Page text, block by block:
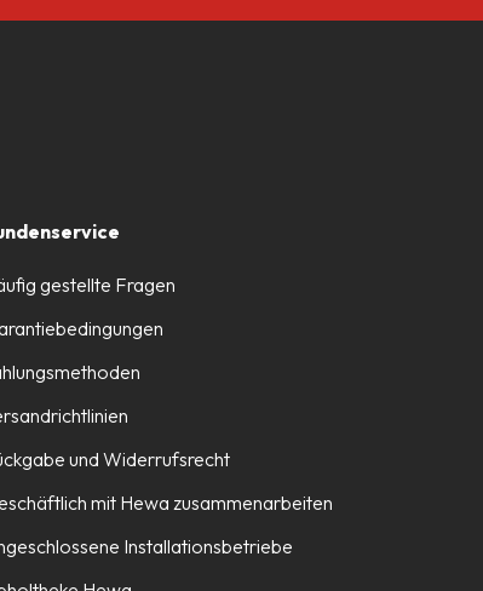
gestellte Fragen
und Widerrufsrecht
mit Hewa zusammenarbeiten
Installationsbetriebe